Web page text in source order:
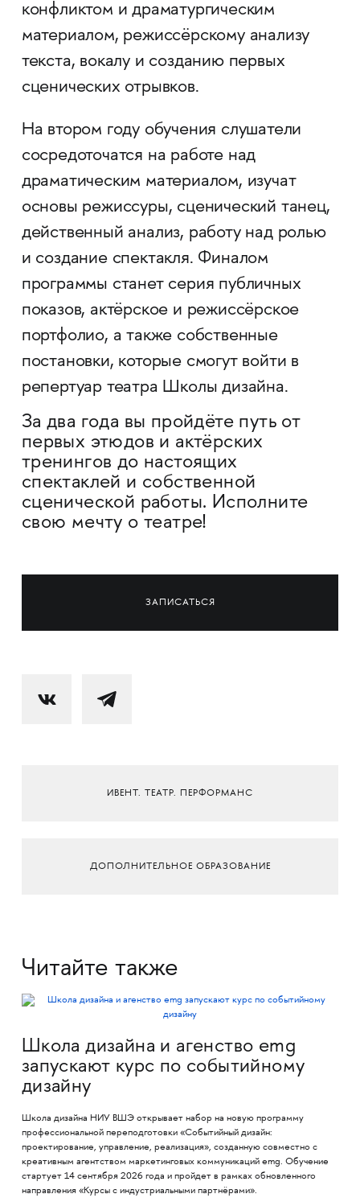
конфликтом и драматургическим
материалом, режиссёрскому анализу
текста, вокалу и созданию первых
сценических отрывков.
На втором году обучения слушатели
сосредоточатся на работе над
драматическим материалом, изучат
основы режиссуры, сценический танец,
действенный анализ, работу над ролью
и создание спектакля. Финалом
программы станет серия публичных
показов, актёрское и режиссёрское
портфолио, а также собственные
постановки, которые смогут войти в
репертуар театра Школы дизайна.
За два года вы пройдёте путь от
первых этюдов и актёрских
тренингов до настоящих
спектаклей и собственной
сценической работы. Исполните
свою мечту о театре!
ЗАПИСАТЬСЯ
ИВЕНТ. ТЕАТР. ПЕРФОРМАНС
ДОПОЛНИТЕЛЬНОЕ ОБРАЗОВАНИЕ
Читайте также
Школа дизайна и агенство emg
запускают курс по событийному
дизайну
Школа дизайна НИУ ВШЭ открывает набор на новую программу
профессиональной переподготовки «Событийный дизайн:
проектирование, управление, реализация», созданную совместно с
креативным агентством маркетинговых коммуникаций emg. Обучение
стартует 14 сентября 2026 года и пройдет в рамках обновленного
направления «Курсы с индустриальными партнёрами».